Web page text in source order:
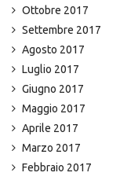
Ottobre 2017
Settembre 2017
Agosto 2017
Luglio 2017
Giugno 2017
Maggio 2017
Aprile 2017
Marzo 2017
Febbraio 2017